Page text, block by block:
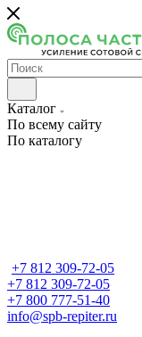
Каталог
По всему сайту
По каталогу
+7 812 309-72-05
+7 812 309-72-05
+7 800 777-51-40
info@spb-repiter.ru